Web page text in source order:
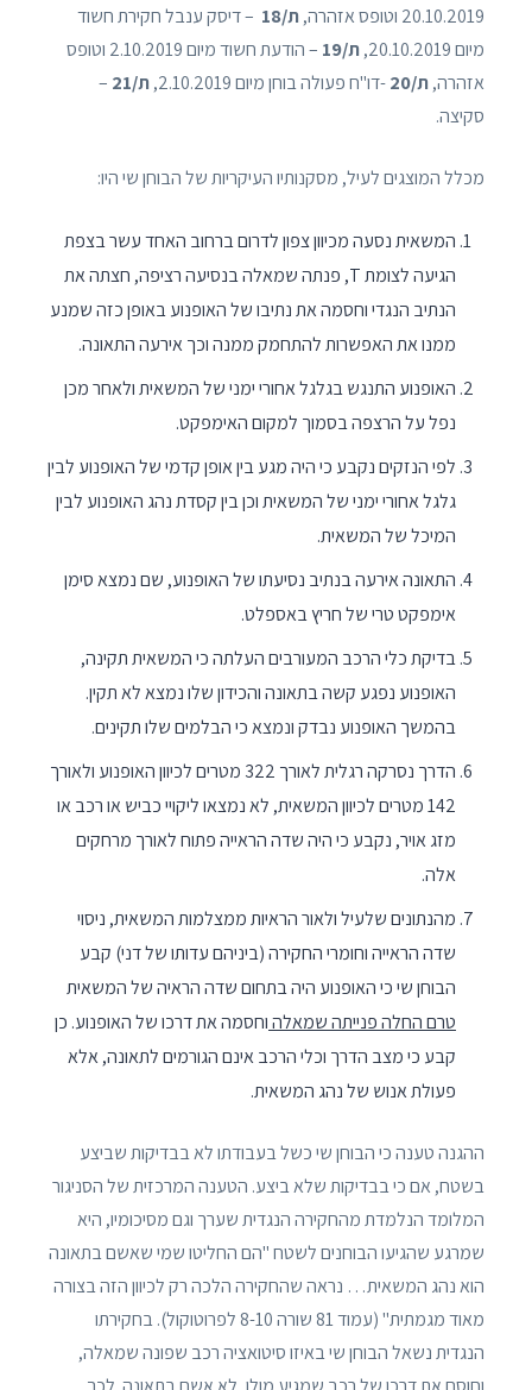
20.10.2019 וטופס אזהרה,
ת/18
– דיסק ענבל חקירת חשוד
מיום 20.10.2019,
ת/19
– הודעת חשוד מיום 2.10.2019 וטופס
אזהרה,ת/20 -דו"ח פעולה בוחן מיום 2.10.2019, ת/21
–
סקיצה.
מכלל המוצגים לעיל, מסקנותיו העיקריות של הבוחן שי היו:
המשאית נסעה מכיוון צפון לדרום ברחוב האחד עשר בצפת
הגיעה לצומת T, פנתה שמאלה בנסיעה רציפה, חצתה את
הנתיב הנגדי וחסמה את נתיבו של האופנוע באופן כזה שמנע
ממנו את האפשרות להתחמק ממנה וכך אירעה התאונה.
האופנוע התנגש בגלגל אחורי ימני של המשאית ולאחר מכן
נפל על הרצפה בסמוך למקום האימפקט.
לפי הנזקים נקבע כי היה מגע בין אופן קדמי של האופנוע לבין
גלגל אחורי ימני של המשאית וכן בין קסדת נהג האופנוע לבין
המיכל של המשאית.
התאונה אירעה בנתיב נסיעתו של האופנוע, שם נמצא סימן
אימפקט טרי של חריץ באספלט.
בדיקת כלי הרכב המעורבים העלתה כי המשאית תקינה,
האופנוע נפגע קשה בתאונה והכידון שלו נמצא לא תקין.
בהמשך האופנוע נבדק ונמצא כי הבלמים שלו תקינים.
הדרך נסרקה רגלית לאורך 322 מטרים לכיוון האופנוע ולאורך
142 מטרים לכיוון המשאית, לא נמצאו ליקויי כביש או רכב או
מזג אויר, נקבע כי היה שדה הראייה פתוח לאורך מרחקים
אלה.
מהנתונים שלעיל ולאור הראיות ממצלמות המשאית, ניסוי
שדה הראייה וחומרי החקירה (ביניהם עדותו של דני) קבע
הבוחן שי כי האופנוע היה בתחום שדה הראיה של המשאית
טרם החלה פנייתה שמאלהוחסמה את דרכו של האופנוע. כן
קבע כי מצב הדרך וכלי הרכב אינם הגורמים לתאונה, אלא
פעולת אנוש של נהג המשאית.
ההגנה טענה כי הבוחן שי כשל בעבודתו לא בבדיקות שביצע
בשטח, אם כי בבדיקות שלא ביצע. הטענה המרכזית של הסניגור
המלומד הנלמדת מהחקירה הנגדית שערך וגם מסיכומיו, היא
שמרגע שהגיעו הבוחנים לשטח "הם החליטו שמי שאשם בתאונה
הוא נהג המשאית… נראה שהחקירה הלכה רק לכיוון הזה בצורה
מאוד מגמתית" (עמוד 81 שורה 8-10 לפרוטוקול). בחקירתו
הנגדית נשאל הבוחן שי באיזו סיטואציה רכב שפונה שמאלה,